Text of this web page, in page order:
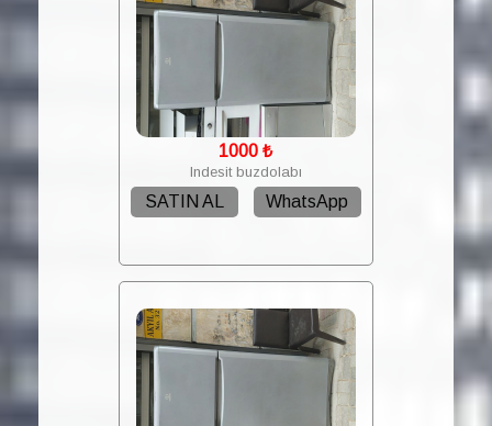
1000 ₺
Indesit buzdolabı
SATIN AL WhatsApp